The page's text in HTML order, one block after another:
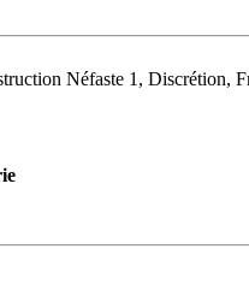
Néfaste 1, Discrétion,